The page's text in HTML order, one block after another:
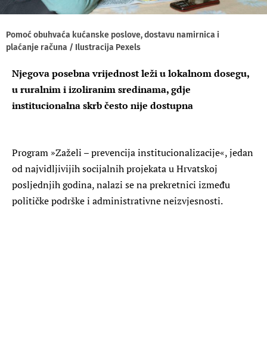
Pomoć obuhvaća kućanske poslove, dostavu namirnica i
plaćanje računa / Ilustracija Pexels
Njegova posebna vrijednost leži u lokalnom dosegu,
u ruralnim i izoliranim sredinama, gdje
institucionalna skrb često nije dostupna
Program »Zaželi – prevencija institucionalizacije«, jedan
od najvidljivijih socijalnih projekata u Hrvatskoj
posljednjih godina, nalazi se na prekretnici između
političke podrške i administrativne neizvjesnosti.